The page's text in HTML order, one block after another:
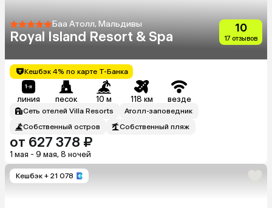
Баа Атолл, Мальдивы
Royal Island Resort & Spa
10
17 отзывов
Кешбэк 4% по карте Т-Банка
линия песок 10 м 118 км везде
Сеть отелей Villa Resorts
Атолл-заповедник
Собственный остров
Собственный пляж
от 627 378 ₽
1 мая - 9 мая, 8 ночей
Кешбэк + 21 078